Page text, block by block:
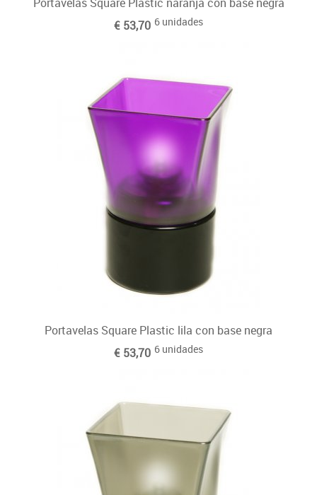
€ 53,70 6 unidades
Portavelas Square Plastic lila con base negra
€ 53,70 6 unidades